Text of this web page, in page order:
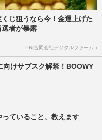
くじ狙うなら今！金運上げた
選者が暴露
PR(合同会社デジタルファーム )
向けサブスク解禁！BOOWY
ていること、教えます